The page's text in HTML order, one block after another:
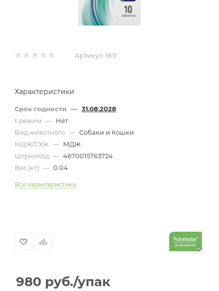
Артикул: 1611
Характеристики
Срок годности — 31.08.2028
t режим — Нет
Вид животного — Собаки и Кошки
МДЖ/СХЖ — МДЖ
ШтрихКод — 4670015763724
Вес (кг) — 0.04
Все характеристики
980 руб./упак